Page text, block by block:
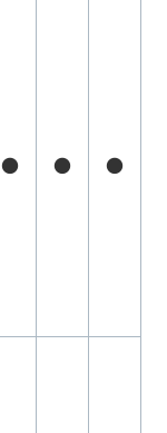
● ● ●